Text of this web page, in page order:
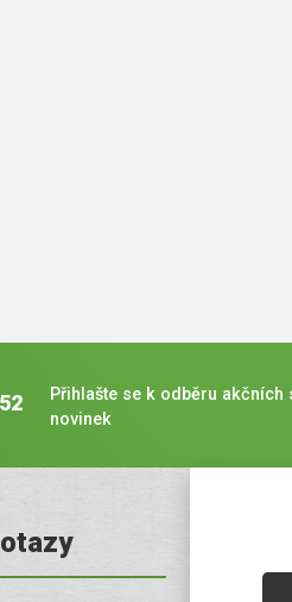
Přihlašte se k odběru akčních
novinek